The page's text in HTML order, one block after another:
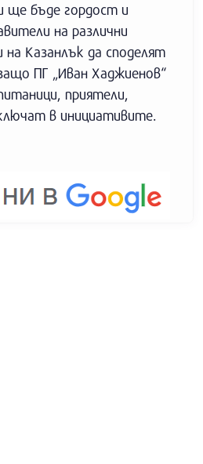
ще бъде гордост и
на различни
на Казанлък да споделят
ПГ „Иван Хаджиенов“
приятели,
в инициативите.